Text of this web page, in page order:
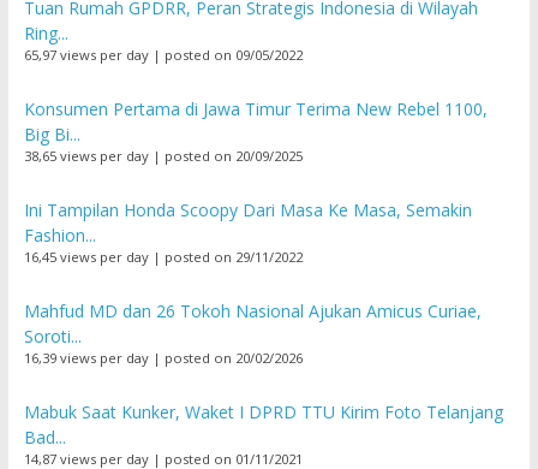
Tuan Rumah GPDRR, Peran Strategis Indonesia di Wilayah
Ring...
65,97 views per day| posted on 09/05/2022
Konsumen Pertama di Jawa Timur Terima New Rebel 1100,
Big Bi...
38,65 views per day| posted on 20/09/2025
Ini Tampilan Honda Scoopy Dari Masa Ke Masa, Semakin
Fashion...
16,45 views per day| posted on 29/11/2022
Mahfud MD dan 26 Tokoh Nasional Ajukan Amicus Curiae,
Soroti...
16,39 views per day| posted on 20/02/2026
Mabuk Saat Kunker, Waket I DPRD TTU Kirim Foto Telanjang
Bad...
14,87 views per day| posted on 01/11/2021